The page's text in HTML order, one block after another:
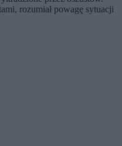
rozumiał powagę sytuacji